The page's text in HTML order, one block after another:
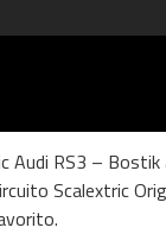
Audi RS3 –
Scalextric